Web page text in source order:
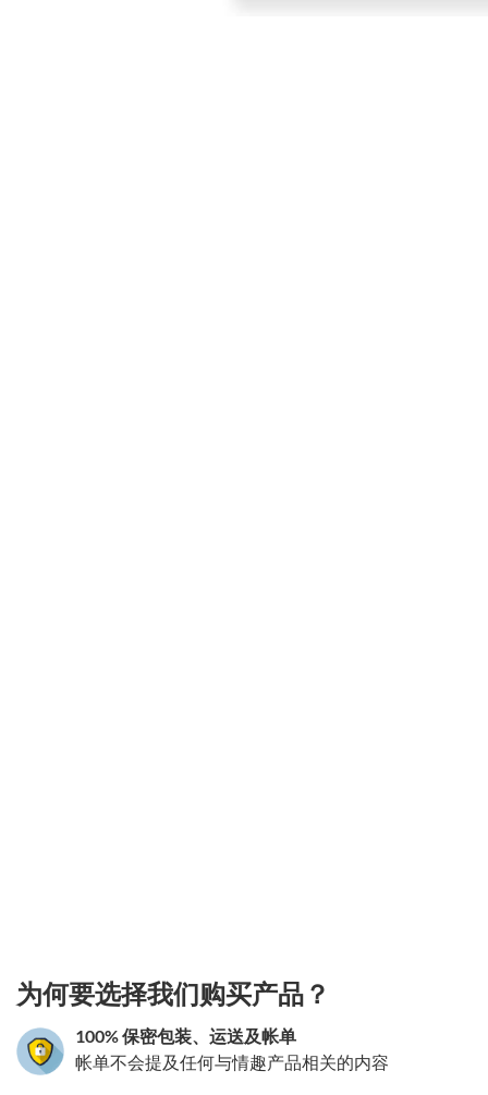
为何要选择我们购买产品？
100% 保密包装、运送及帐单
帐单不会提及任何与情趣产品相关的内容